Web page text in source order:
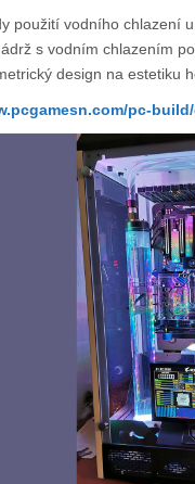
použití vodního chlazení
s vodním chlazením
design na estetiku
pc-